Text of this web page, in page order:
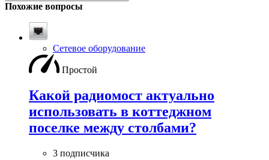
Похожие вопросы
Сетевое оборудование
Простой
Какой радиомост актуально
использовать в коттеджном
поселке между столбами?
3 подписчика